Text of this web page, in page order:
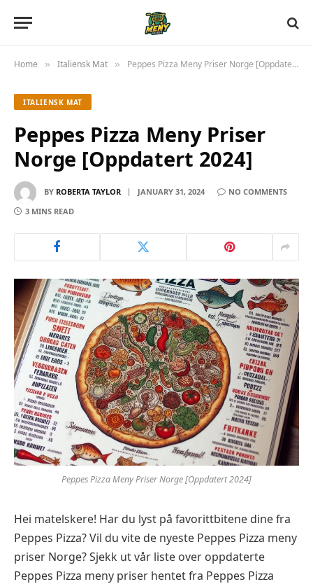
Home » Italiensk Mat » Peppes Pizza Meny Priser Norge [Oppdatert 2024]
ITALIENSK MAT
Peppes Pizza Meny Priser
Norge [Oppdatert 2024]
BY ROBERTA TAYLOR JANUARY 31, 2024
NO COMMENTS
3 MINS READ
Peppes Pizza Meny Priser Norge [Oppdatert 2024]
Hei matelskere! Har du lyst på favorittbitene dine fra
Peppes Pizza? Vil du vite de nyeste Peppes Pizza meny
priser Norge? Sjekk ut vår liste over oppdaterte
Peppes Pizza meny priser hentet fra Peppes Pizza